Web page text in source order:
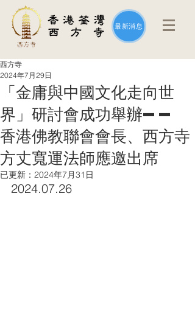
最新消息
「金庸與中國文化走向世
界」研討會成功舉辦——
香港佛教聯會會長、西方寺
方丈寬運法師應邀出席
西方寺
2024年7月29日
已更新： 2024年7月31日
2024.07.26